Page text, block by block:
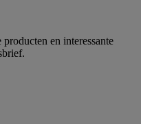
en interessante